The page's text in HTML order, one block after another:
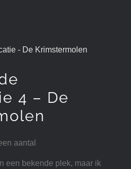
4 – De
aantal
een bekende plek, maar ik